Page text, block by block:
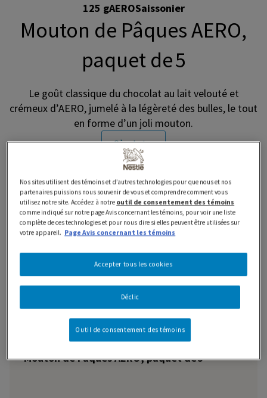
125 gAEROSaissonier
Mouton de Pâques AERO,
paquet de 5
Le goût classique du chocolat au lait velouté et
crémeux d’AERO, jumelé à la légèreté des bulles, le tout
en forme d’un joli mouton.
Où acheter
Caractéristiques et avantages
Information nutritionnelle
Mouton de Pâques AERO, paquet de 5
Nos sites utilisent des témoins et d’autres technologies pour que nous et nos
partenaires puissions nous souvenir de vous et comprendre comment vous
utilisez notre site. Accédez à notre outil de consentement des témoins
comme indiqué sur notre page Avis concernant les témoins, pour voir une liste
complète de ces technologies et pour nous dire si elles peuvent être utilisées sur
votre appareil. Page Avis concernant les témoins
Déclic
Accepter tous les cookies
Outil de consentement des témoins